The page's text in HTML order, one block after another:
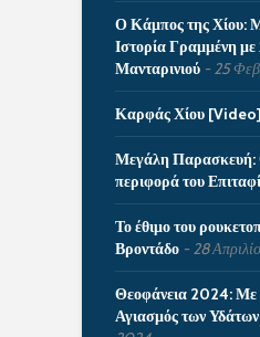
Ο Κάμπος της Χίου:
Ιστορία Γραμμένη
Μανταρινιού
25
Καρφάς Χίου [Video]
Μεγάλη
περιφορά του
Το έθιμο του
Βροντάδο
28
Θεοφάνεια 2024: Με
Αγιασμός των Υδάτων